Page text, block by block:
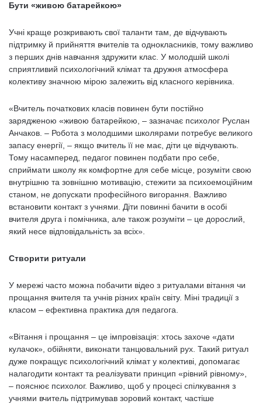
Бути «живою батарейкою»
Учні краще розкривають свої таланти там, де відчувають
підтримку й прийняття вчителів та однокласників, тому важливо
з перших днів навчання здружити клас. У молодшій школі
сприятливий психологічний клімат та дружня атмосфера
колективу значною мірою залежить від класного керівника.
«Вчитель початкових класів повинен бути постійно
зарядженою «живою батарейкою, – зазначає психолог Руслан
Анчаков. – Робота з молодшими школярами потребує великого
запасу енергії, – якщо вчитель її не має, діти це відчувають.
Тому насамперед, педагог повинен подбати про себе,
сприймати школу як комфортне для себе місце, розуміти свою
внутрішню та зовнішню мотивацію, стежити за психоемоційним
станом, не допускати професійного вигорання. Важливо
встановити контакт з учнями. Діти повинні бачити в особі
вчителя друга і помічника, але також розуміти – це дорослий,
який несе відповідальність за всіх».
Створити ритуали
У мережі часто можна побачити відео з ритуалами вітання чи
прощання вчителя та учнів різних країн світу. Міні традиції з
класом – ефективна практика для педагога.
«Вітання і прощання – це імпровізація: хтось захоче «дати
кулачок», обійняти, виконати танцювальний рух. Такий ритуал
дуже покращує психологічний клімат у колективі, допомагає
налагодити контакт та реалізувати принцип «рівний рівному»,
– пояснює психолог. Важливо, щоб у процесі спілкування з
учнями вчитель підтримував зоровий контакт, частіше